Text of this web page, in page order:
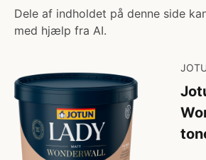
Dele af indholdet på denne side
med hjælp fra AI.